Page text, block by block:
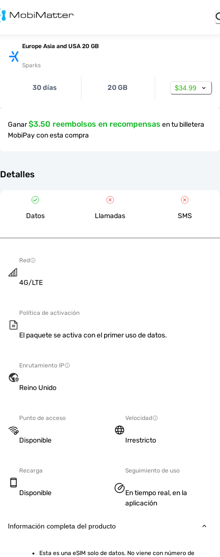
Europe Asia and USA 20 GB
Sparks
30 días 20 GB $34.99
Ganar$3.50 reembolsos en recompensas en tu billetera
MobiPay con esta compra
Detalles
Datos Llamadas SMS
Red
4G/LTE
Política de activación
El paquete se activa con el primer uso de datos.
Enrutamiento IP
Reino Unido
Punto de acceso
Disponible
Velocidad
Irrestricto
Recarga
Disponible
Seguimiento de uso
En tiempo real, en la
aplicación
Información completa del producto
Esta es una eSIM solo de datos. No viene con número de